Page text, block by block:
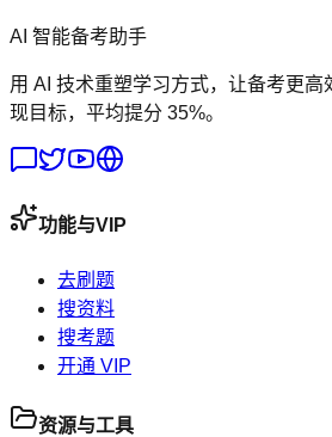
AI 智能备考助手
用 AI 技术重塑学习方式，让备考更高
现目标，平均提分 35%。
功能与VIP
去刷题
搜资料
搜考题
开通 VIP
资源与工具